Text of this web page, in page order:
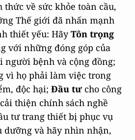
về sức khỏe toàn cầu,
Thế giới đã nhấn mạnh
thiết yếu: HãyTôn trọng
với những đóng góp của
người bệnh và cộng đồng;
vì họ phải làm việc trong
độc hại; Đầu tư cho công
thiện chính sách nghề
tư trang thiết bị phục vụ
dưỡng và hãy nhìn nhận,